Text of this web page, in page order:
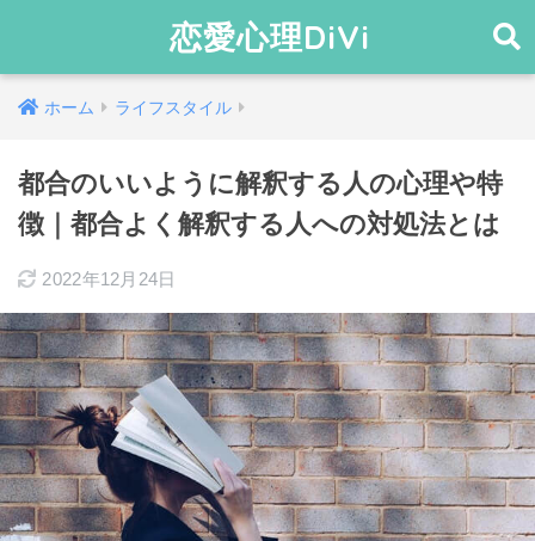
恋愛心理DiVi
ホーム ライフスタイル
都合のいいように解釈する人の心理や特
徴｜都合よく解釈する人への対処法とは
2022年12月24日